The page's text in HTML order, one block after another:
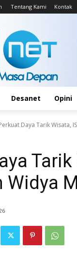
Tentang Kami Kontak
Desanet Opini
Daya Tarik Wisata,
Widya